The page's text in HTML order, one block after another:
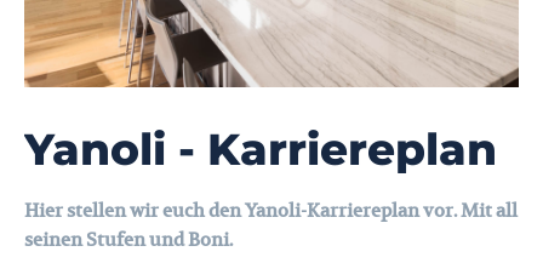
Yanoli - Karriereplan
Hier stellen wir euch den Yanoli-Karriereplan vor. Mit all
seinen Stufen und Boni.